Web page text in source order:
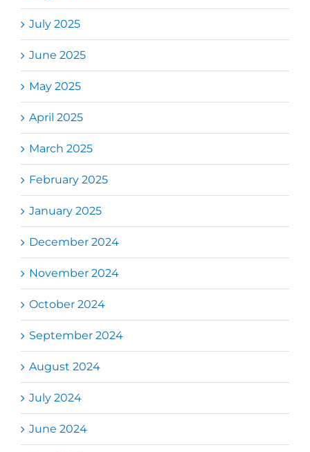
July 2025
June 2025
May 2025
April 2025
March 2025
February 2025
January 2025
December 2024
November 2024
October 2024
September 2024
August 2024
July 2024
June 2024